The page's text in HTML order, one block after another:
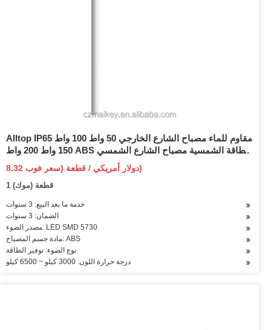
Alltop IP65 مقاوم للماء مصباح الشارع الخارجي 50 واط 100 واط
150 واط 200 واط ABS الطاقة الشمسية مصباح الشارع الشمسي
الكل في واحد مستشعر الحركة المتكامل ضوء الشارع LED
الشمسي
8.32 دولار أمريكي / قطعة (سعر فوب)
1 قطعة (موك)
خدمة ما بعد البيع: 3 سنوات
الضمان: 3 سنوات
مصدر الضوء: LED SMD 5730
مادة جسم المصباح: ABS
نوع الضوء: توفير الطاقة
درجة حرارة اللون: 3000 كيلو ~ 6500 كيلو